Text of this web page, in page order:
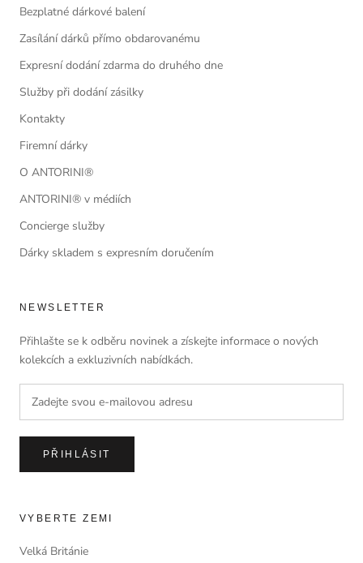
Bezplatné dárkové balení
Zasílání dárků přímo obdarovanému
Expresní dodání zdarma do druhého dne
Služby při dodání zásilky
Kontakty
Firemní dárky
O ANTORINI®
ANTORINI® v médiích
Concierge služby
Dárky skladem s expresním doručením
NEWSLETTER
Přihlašte se k odběru novinek a získejte informace o nových
kolekcích a exkluzivních nabídkách.
PŘIHLÁSIT
VYBERTE ZEMI
Velká Británie